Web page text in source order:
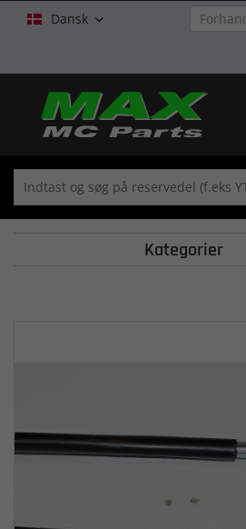
Dansk 
Kategorier